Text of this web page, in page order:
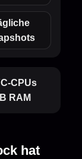
CPUs
RAM
hat